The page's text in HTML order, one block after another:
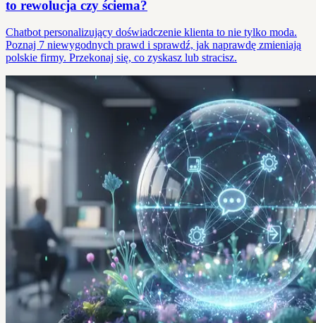
to rewolucja czy ściema?
Chatbot personalizujący doświadczenie klienta to nie tylko moda.
Poznaj 7 niewygodnych prawd i sprawdź, jak naprawdę zmieniają
polskie firmy. Przekonaj się, co zyskasz lub stracisz.